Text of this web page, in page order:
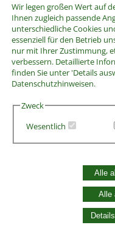
Wir legen großen Wert auf
Ihnen zugleich passende
unterschiedliche Cookies
essenziell für den Betrieb
nur mit Ihrer Zustimmung,
verbessern. Detaillierte
finden Sie unter 'Details
Datenschutzhinweisen.
Zweck
Wesentlich
Alle
Alle
Widerrufsbelehrung
Vertrag widerrufen
Datenschutzerklärung
Zahlung und Versand
Batterieentsorgung